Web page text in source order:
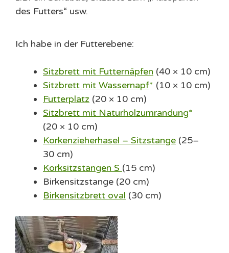
des Futters“ usw.
Ich habe in der Futterebene:
Sitzbrett mit Futternäpfen (40 × 10 cm)
Sitzbrett mit Wassernapf
(10 × 10 cm)
Futterplatz (20 × 10 cm)
Sitzbrett mit Naturholzumrandung
(20 × 10 cm)
Korkenzieherhasel – Sitzstange (25–
30 cm)
Korksitzstangen S (15 cm)
Birkensitzstange (20 cm)
Birkensitzbrett oval (30 cm)